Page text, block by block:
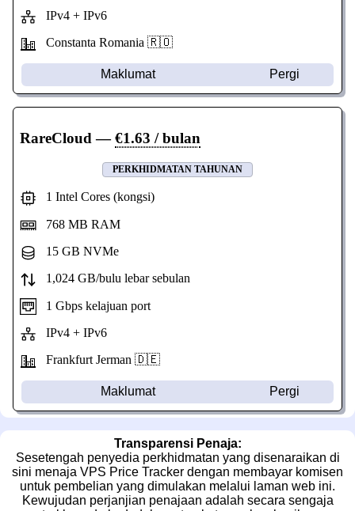
IPv4 + IPv6
Constanta Romania 🇷🇴
Maklumat Pergi
RareCloud —€1.63 / bulan
PERKHIDMATAN TAHUNAN
1 Intel Cores (kongsi)
768 MB RAM
15 GB NVMe
1,024 GB/bulu lebar sebulan
1 Gbps kelajuan port
IPv4 + IPv6
Frankfurt Jerman 🇩🇪
Maklumat Pergi
Transparensi Penaja:
Sesetengah penyedia perkhidmatan yang disenaraikan di
sini menaja VPS Price Tracker dengan membayar komisen
untuk pembelian yang dimulakan melalui laman web ini.
Kewujudan perjanjian penajaan adalah secara sengaja